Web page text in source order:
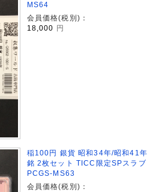
MS64
会員価格(税別)：
18,000
円
稲100円 銀貨 昭和34年/昭和41年
銘 2枚セット TICC限定SPスラブ
PCGS-MS63
会員価格(税別)：